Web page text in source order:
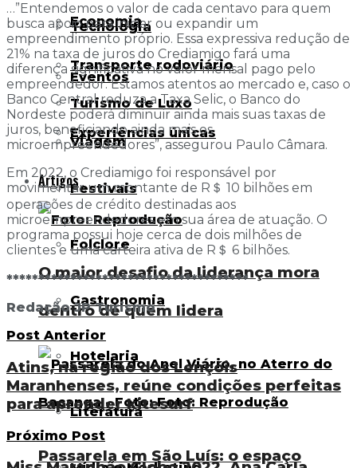
Tecnologia
Transporte rodoviário
Turismo de Luxo
Viagem
Artigos
O maior desafio da liderança mora
dentro de quem lidera
Passarela em São Luís: o espaço
Economia
Eventos
Experiências únicas
Festivais
Folclore
Gastronomia
Hotelaria
Literatura
…”Entendemos o valor de cada centavo para quem
busca apoio para iniciar ou expandir um
empreendimento próprio. Essa expressiva redução de
21% na taxa de juros do Crediamigo fará uma
diferença significativa no valor mensal pago pelo
empreendedor. Estamos atentos ao mercado e, caso o
Banco Central reduza a Taxa Selic, o Banco do
Nordeste poderá diminuir ainda mais suas taxas de
juros, beneficiando ainda mais os
microempreendedores”, assegurou Paulo Câmara.
Em 2022, o Crediamigo foi responsável por
movimentar um montante de R＄ 10 bilhões em
operações de crédito destinadas aos
microempreendedores em sua área de atuação. O
programa possui hoje cerca de dois milhões de
clientes e uma carteira ativa de R＄ 6 bilhões.
**************************************
Redação JP Turismo
Post Anterior
Atins, na região dos Lençóis
Maranhenses, reúne condições perfeitas
para aprender kitesurf
Próximo Post